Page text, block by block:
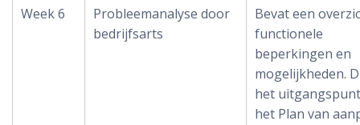
Week 6
Probleemanalyse door
bedrijfsarts
Bevat een
functionele
beperkingen en
mogelijkheden.
het
het Plan van